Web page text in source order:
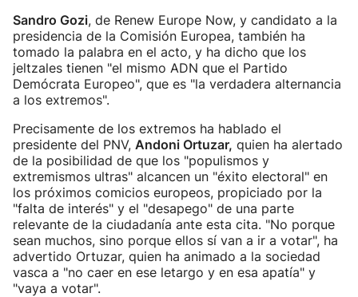
Sandro Gozi, de Renew Europe Now, y candidato a la
presidencia de la Comisión Europea, también ha
tomado la palabra en el acto, y ha dicho que los
jeltzales tienen "el mismo ADN que el Partido
Demócrata Europeo", que es "la verdadera alternancia
a los extremos".
Precisamente de los extremos ha hablado el
presidente del PNV, Andoni Ortuzar, quien ha alertado
de la posibilidad de que los "populismos y
extremismos ultras" alcancen un "éxito electoral" en
los próximos comicios europeos, propiciado por la
"falta de interés" y el "desapego" de una parte
relevante de la ciudadanía ante esta cita. "No porque
sean muchos, sino porque ellos sí van a ir a votar", ha
advertido Ortuzar, quien ha animado a la sociedad
vasca a "no caer en ese letargo y en esa apatía" y
"vaya a votar".